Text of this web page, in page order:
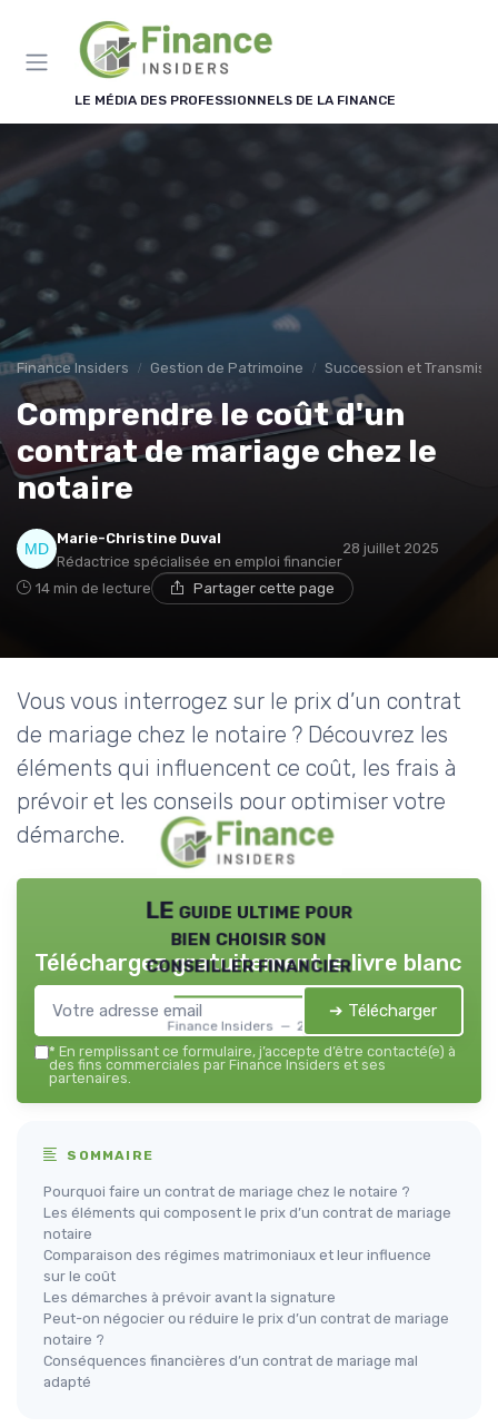
LE MÉDIA DES PROFESSIONNELS DE LA FINANCE
Finance Insiders Gestion de Patrimoine Succession et
Comprendre le coût d'un
contrat de mariage chez le
notaire
Marie-Christine Duval
Rédactrice spécialisée en emploi financier
28 juillet 2025
14 min de lecture Partager cette page
Vous vous interrogez sur le prix d’un contrat
de mariage chez le notaire ? Découvrez les
éléments qui influencent ce coût, les frais à
prévoir et les conseils pour optimiser votre
démarche.
LE guide ultime pour
bien choisir son
conseiller financier
Finance Insiders — 2026
Téléchargez gratuitement le livre blanc
➔ Télécharger
* En remplissant ce formulaire, j’accepte d’être contacté(e) à
des fins commerciales par Finance Insiders et ses
partenaires.
SOMMAIRE
Pourquoi faire un contrat de mariage chez le notaire ?
Les éléments qui composent le prix d’un contrat de mariage
notaire
Comparaison des régimes matrimoniaux et leur influence
sur le coût
Les démarches à prévoir avant la signature
Peut-on négocier ou réduire le prix d’un contrat de mariage
notaire ?
Conséquences financières d’un contrat de mariage mal
adapté